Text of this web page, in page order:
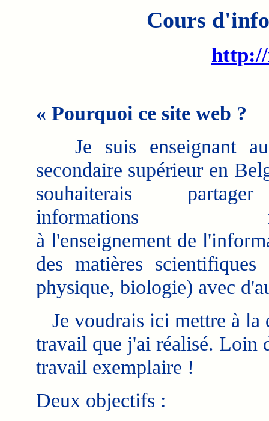
Cours
« Pourquoi ce site web ?
Je suis enseignant
secondaire supérieur en
souhaiterais
informations
à l'enseignement de
des matières scientifiques
physique, biologie) avec
Je voudrais ici mettre à la
travail que j'ai réalisé. Loin
travail exemplaire !
Deux objectifs :